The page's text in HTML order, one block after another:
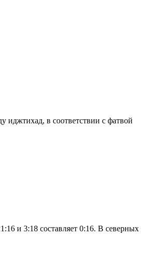
иджтихад, в соответствии с фатвой
и 3:18 составляет 0:16. В северных